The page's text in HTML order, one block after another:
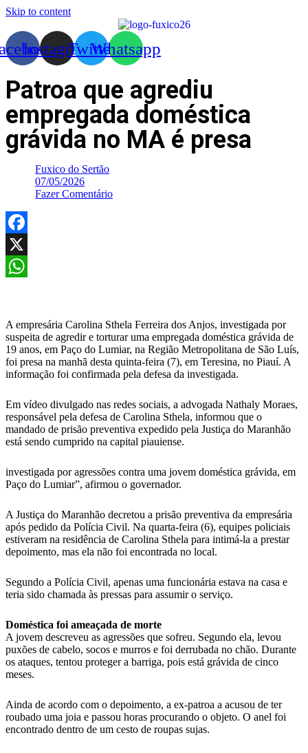
Skip to content
InstagramTwitterWhatsapp
Patroa que agrediu
empregada doméstica
grávida no MA é presa
Fuxico do Sertão
07/05/2026
Fazer Comentário
Facebook
X
A empresária Carolina Sthela Ferreira dos Anjos, investigada por
suspeita de agredir e torturar uma empregada doméstica grávida de
19 anos, em Paço do Lumiar, na Região Metropolitana de São Luís,
foi presa na manhã desta quinta-feira (7), em Teresina, no Piauí. A
informação foi confirmada pela defesa da investigada.
Em vídeo divulgado nas redes sociais, a advogada Nathaly Moraes,
responsável pela defesa de Carolina Sthela, informou que o
mandado de prisão preventiva expedido pela Justiça do Maranhão
está sendo cumprido na capital piauiense.
investigada por agressões contra uma jovem doméstica grávida, em
Paço do Lumiar”, afirmou o governador.
A Justiça do Maranhão decretou a prisão preventiva da empresária
após pedido da Polícia Civil. Na quarta-feira (6), equipes policiais
estiveram na residência de Carolina Sthela para intimá-la a prestar
depoimento, mas ela não foi encontrada no local.
Segundo a Polícia Civil, apenas uma funcionária estava na casa e
teria sido chamada às pressas para assumir o serviço.
Doméstica foi ameaçada de morte
A jovem descreveu as agressões que sofreu. Segundo ela, levou
puxões de cabelo, socos e murros e foi derrubada no chão. Durante
os ataques, tentou proteger a barriga, pois está grávida de cinco
meses.
Ainda de acordo com o depoimento, a ex-patroa a acusou de ter
roubado uma joia e passou horas procurando o objeto. O anel foi
encontrado dentro de um cesto de roupas sujas.